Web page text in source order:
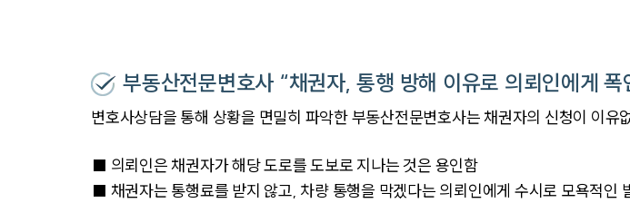
부동산전문변호사 “채권자, 통행 방해 이유로 의뢰인에게 폭
변호사상담을 통해 상황을 면밀히 파악한 부동산전문변호사는 채권자의 신청이 이유
■ 의뢰인은 채권자가 해당 도로를 도보로 지나는 것은 용인함
■ 채권자는 통행료를 받지 않고, 차량 통행을 막겠다는 의뢰인에게 수시로 모욕적인